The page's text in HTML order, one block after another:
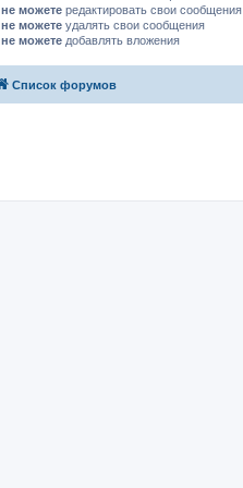
не можете редактировать свои сообщения
не можете удалять свои сообщения
не можете добавлять вложения
Список форумов